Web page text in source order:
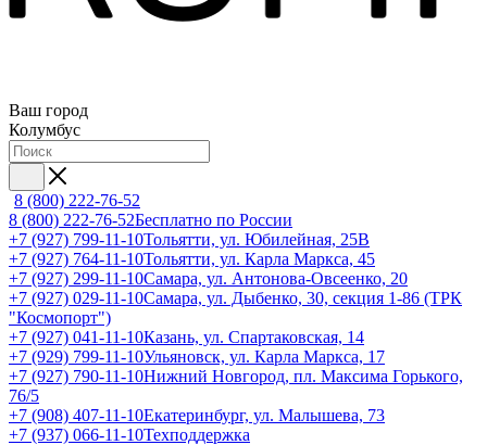
Ваш город
Колумбус
8 (800) 222-76-52
8 (800) 222-76-52Бесплатно по России
+7 (927) 799-11-10Тольятти, ул. Юбилейная, 25В
+7 (927) 764-11-10Тольятти, ул. Карла Маркса, 45
+7 (927) 299-11-10Самара, ул. Антонова-Овсеенко, 20
+7 (927) 029-11-10Самара, ул. Дыбенко, 30, секция 1-86 (ТРК
"Космопорт")
+7 (927) 041-11-10Казань, ул. Спартаковская, 14
+7 (929) 799-11-10Ульяновск, ул. Карла Маркса, 17
+7 (927) 790-11-10Нижний Новгород, пл. Максима Горького,
76/5
+7 (908) 407-11-10Екатеринбург, ул. Малышева, 73
+7 (937) 066-11-10Техподдержка